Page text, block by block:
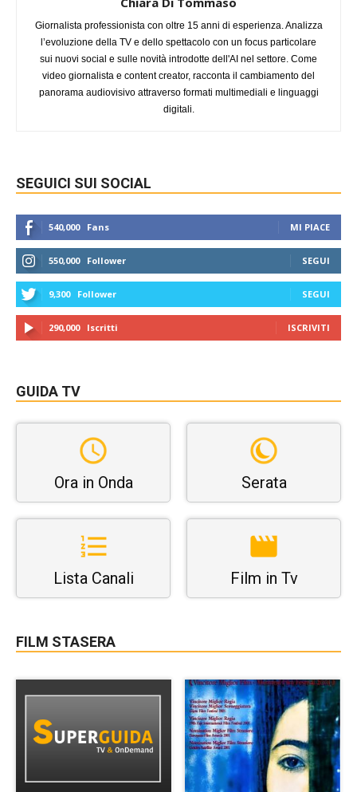
Giornalista professionista con oltre 15 anni di esperienza. Analizza
l’evoluzione della TV e dello spettacolo con un focus particolare
sui nuovi social e sulle novità introdotte dell'AI nel settore. Come
video giornalista e content creator, racconta il cambiamento del
panorama audiovisivo attraverso formati multimediali e linguaggi
digitali.
SEGUICI SUI SOCIAL
540,000 Fans MI PIACE
550,000 Follower SEGUI
9,300 Follower SEGUI
290,000 Iscritti ISCRIVITI
GUIDA TV
Ora in Onda Serata
Lista Canali Film in Tv
FILM STASERA